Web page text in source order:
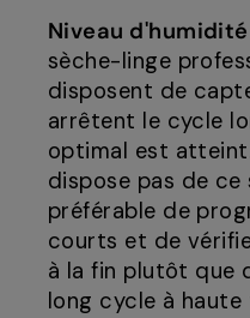
Niveau
sèche-linge
disposent de
arrêtent le cycle
optimal est
dispose pas de ce
préférable de
courts et de
à la fin plutôt que
long cycle à